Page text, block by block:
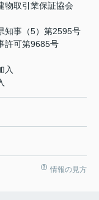
物取引業保証協会
知事（5）第2595号
許可第9685号
入
情報の見方